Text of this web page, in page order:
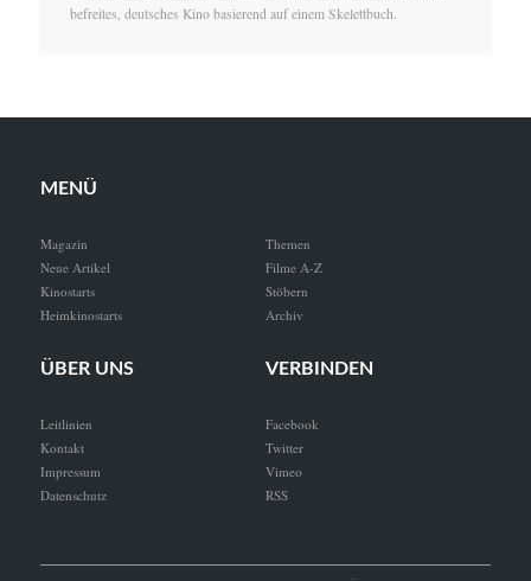
befreites, deutsches Kino basierend auf einem Skelettbuch.
MENÜ
Magazin
Neue Artikel
Kinostarts
Heimkinostarts
Themen
Filme A-Z
Stöbern
Archiv
ÜBER UNS
Leitlinien
Kontakt
Impressum
Datenschutz
VERBINDEN
Facebook
Twitter
Vimeo
RSS